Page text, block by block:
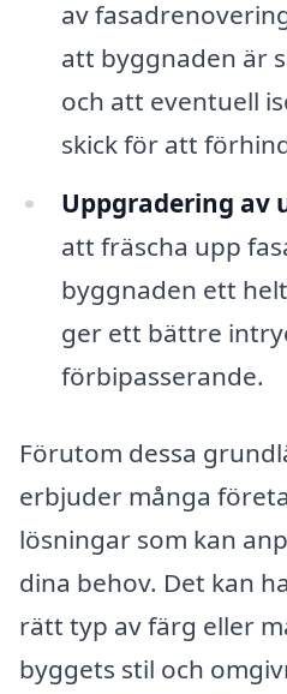
av
att byggnaden är
och att eventuell
skick för att
Uppgradering av
att fräscha upp
byggnaden ett
ger ett bättre
förbipasserande.
Förutom dessa
erbjuder många
lösningar som kan
dina behov. Det kan
rätt typ av färg eller
byggets stil och